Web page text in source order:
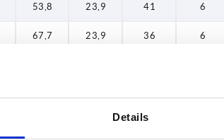
Details
53,8 23,9 41 6
67,7 23,9 36 6
41